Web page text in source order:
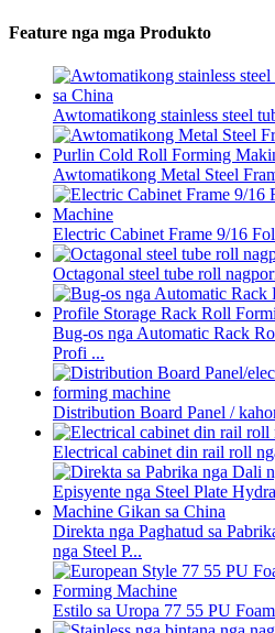
Feature nga mga Produkto
Awtomatikong stainless steel
Awtomatikong Metal Steel
Electric Cabinet Frame 9/16
Octagonal steel tube roll
Bug-os nga Automatic Rack
Profi ...
Distribution Board Panel /
Electrical cabinet din rail roll
Direkta nga Paghatud sa
nga Steel P...
Estilo sa Uropa 77 55 PU